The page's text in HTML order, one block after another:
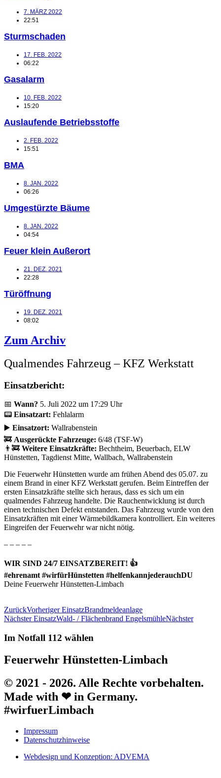
7. MÄRZ 2022
22:51
Sturmschaden
17. FEB. 2022
06:22
Gasalarm
10. FEB. 2022
15:20
Auslaufende Betriebsstoffe
2. FEB. 2022
15:51
BMA
8. JAN. 2022
06:26
Umgestürzte Bäume
8. JAN. 2022
04:54
Feuer klein Außerort
21. DEZ. 2021
22:28
Türöffnung
19. DEZ. 2021
08:02
Zum Archiv
Qualmendes Fahrzeug – KFZ Werkstatt
Einsatzbericht:
📅 Wann? 5. Juli 2022 um 17:29 Uhr
📟 Einsatzart: Fehlalarm
▶️ Einsatzort: Wallrabenstein
🚒 Ausgerückte Fahrzeuge: 6/48 (TSF-W)
👨‍🚒 Weitere Einsatzkräfte: Bechtheim, Beuerbach, ELW
Hünstetten, Tagdienst Mitte, Wallbach, Wallrabenstein
Die Feuerwehr Hünstetten wurde am frühen Abend des 05.07. zu
einem Brand in einer KFZ Werkstatt gerufen. Beim Eintreffen der
ersten Einsatzkräfte stellte sich heraus, dass es sich um ein
qualmendes Fahrzeug handelte. Die Rauchentwicklung ist durch
einen technischen Defekt entstanden. Das Fahrzeug wurde von den
Einsatzkräften mit einer Wärmebildkamera kontrolliert. Ein weiteres
Eingreifen der Feuerwehr war nicht nötig.
– – – – –
WIR SIND 24/7 EINSATZBEREIT! 👍
#ehrenamt #wirfürHünstetten #helfenkannjederauchDU
Deine Feuerwehr Hünstetten-Limbach
ZurückVorheriger EinsatzBrandmeldeanlage
Nächster EinsatzWald- / Flächenbrand EngelsmühleNächster
Im Notfall 112 wählen
Feuerwehr Hünstetten-Limbach
© 2021 - 2026. Alle Rechte vorbehalten.
Made with ❤ in Germany.
#wirfuerLimbach
Impressum
Datenschutzhinweise
Webdesign und Konzeption: ADVEMA